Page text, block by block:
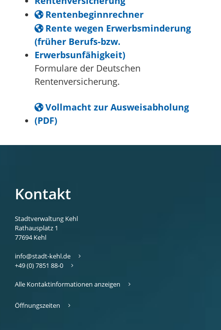
Rentenbeginnrechner
Rente wegen Erwerbsminderung
(früher Berufs-bzw.
Erwerbsunfähigkeit)
Formulare der Deutschen
Rentenversicherung.
Vollmacht zur Ausweisabholung
(PDF)
Kontakt
Stadtverwaltung Kehl
Rathausplatz 1
77694 Kehl
info@stadt-kehl.de
+49 (0) 7851 88-0
Alle Kontaktinformationen anzeigen
Öffnungszeiten